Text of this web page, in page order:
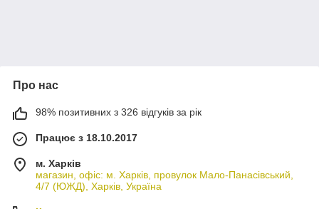
Про нас
98% позитивних з 326 відгуків за рік
Працює з 18.10.2017
м. Харків
магазин, офіс: м. Харків, провулок Мало-Панасівський,
4/7 (ЮЖД), Харків, Україна